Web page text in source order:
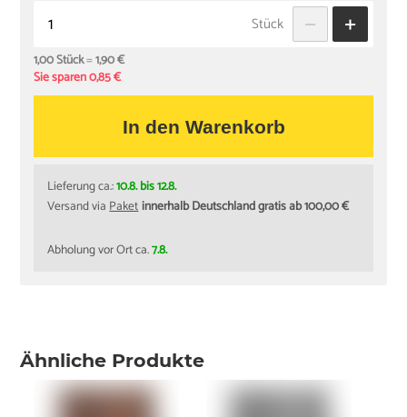
Stück
1,00 Stück=1,90 €
Sie sparen 0,85 €
In den Warenkorb
Lieferung ca.:10.8. bis 12.8.
Versand viaPaketinnerhalb Deutschland gratis ab 100,00 €
Abholung vor Ort ca.7.8.
Ähnliche Produkte